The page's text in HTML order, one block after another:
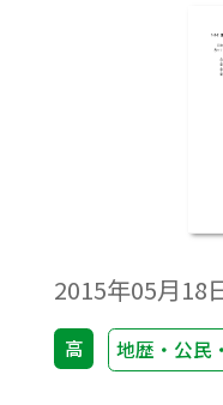
2015年05月18
高 地歴・公民